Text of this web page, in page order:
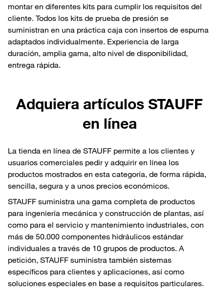
montar en diferentes kits para cumplir los requisitos del
cliente. Todos los kits de prueba de presión se
suministran en una práctica caja con insertos de espuma
adaptados individualmente. Experiencia de larga
duración, amplia gama, alto nivel de disponibilidad,
entrega rápida.
Adquiera artículos STAUFF
en línea
La tienda en línea de STAUFF permite a los clientes y
usuarios comerciales pedir y adquirir en línea los
productos mostrados en esta categoría, de forma rápida,
sencilla, segura y a unos precios económicos.
STAUFF suministra una gama completa de productos
para ingeniería mecánica y construcción de plantas, así
como para el servicio y mantenimiento industriales, con
más de 50.000 componentes hidráulicos estándar
individuales a través de 10 grupos de productos. A
petición, STAUFF suministra también sistemas
específicos para clientes y aplicaciones, así como
soluciones especiales en base a requisitos particulares.